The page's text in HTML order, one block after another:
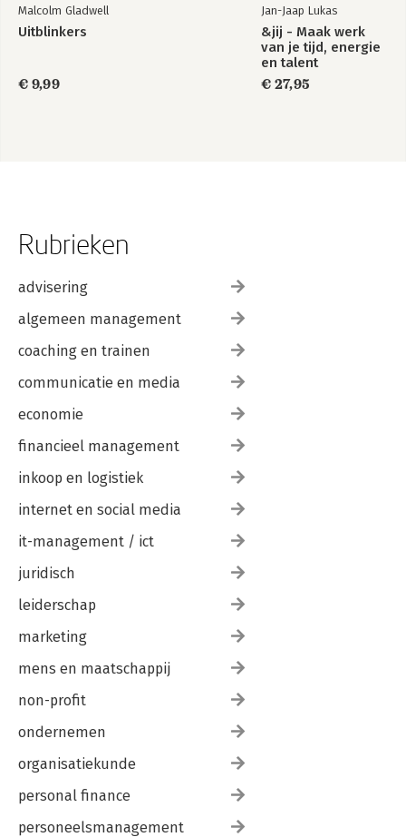
Malcolm Gladwell
Uitblinkers
€ 9,99
Jan-Jaap Lukas
&jij - Maak werk
van je tijd, energie
en talent
€ 27,95
Rubrieken
advisering
algemeen management
coaching en trainen
communicatie en media
economie
financieel management
inkoop en logistiek
internet en social media
it-management / ict
juridisch
leiderschap
marketing
mens en maatschappij
non-profit
ondernemen
organisatiekunde
personal finance
personeelsmanagement